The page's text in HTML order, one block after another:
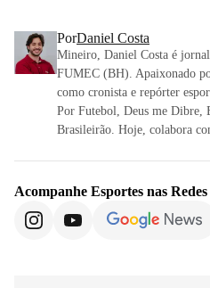
PorDaniel Costa
Mineiro, Daniel Costa é
FUMEC (BH). Apaixonado
como cronista e repórter
Por Futebol, Deus me Dibre,
Brasileirão. Hoje, colabora
Acompanhe Esportes nas